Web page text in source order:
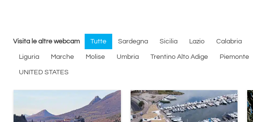
Visita le altre webcam Tutte Sardegna Sicilia Lazio Calabria
Liguria Marche Molise Umbria Trentino Alto Adige Piemonte
UNITED STATES